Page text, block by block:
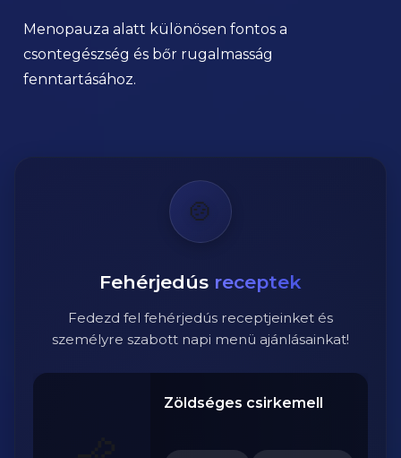
Menopauza alatt különösen fontos a
csontegészség és bőr rugalmasság
fenntartásához.
🍲
Fehérjedús receptek
Fedezd fel fehérjedús receptjeinket és
személyre szabott napi menü ajánlásainkat!
Zöldséges csirkemell